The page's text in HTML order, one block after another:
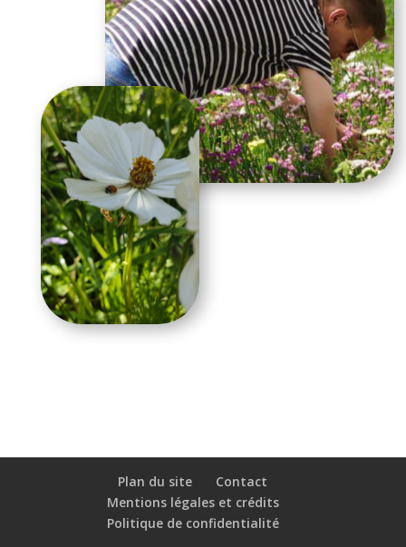
Plan du site
Contact
Mentions légales et crédits
Politique de confidentialité